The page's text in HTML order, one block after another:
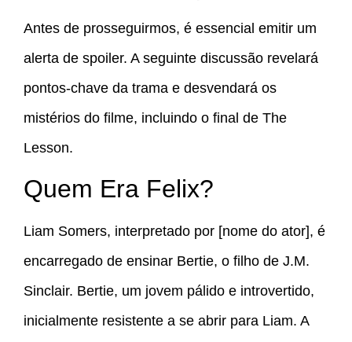
Antes de prosseguirmos, é essencial emitir um
alerta de spoiler. A seguinte discussão revelará
pontos-chave da trama e desvendará os
mistérios do filme, incluindo o final de The
Lesson.
Quem Era Felix?
Liam Somers, interpretado por [nome do ator], é
encarregado de ensinar Bertie, o filho de J.M.
Sinclair. Bertie, um jovem pálido e introvertido,
inicialmente resistente a se abrir para Liam. A